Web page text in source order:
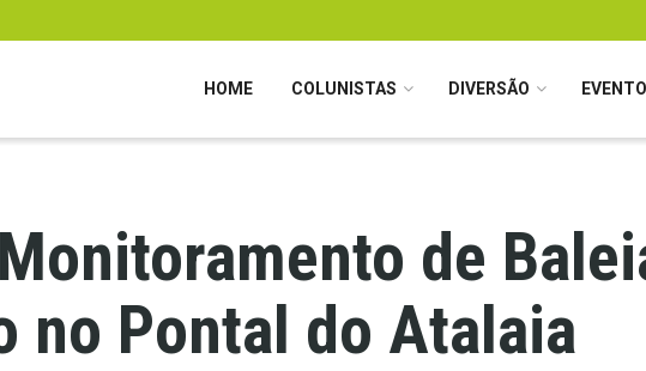
HOME COLUNISTAS DIVERSÃO
de
no Pontal do Atalaia